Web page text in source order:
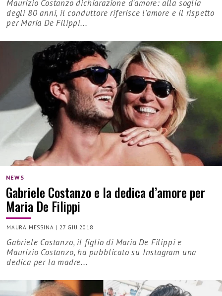
Maurizio Costanzo dichiarazione d'amore: alla soglia
degli 80 anni, il conduttore riferisce l'amore e il rispetto
per Maria De Filippi...
NEWS
Gabriele Costanzo e la dedica d’amore per
Maria De Filippi
MAURA MESSINA | 27 GIU 2018
Gabriele Costanzo, il figlio di Maria De Filippi e
Maurizio Costanzo, ha pubblicato su Instagram una
dedica per la madre...